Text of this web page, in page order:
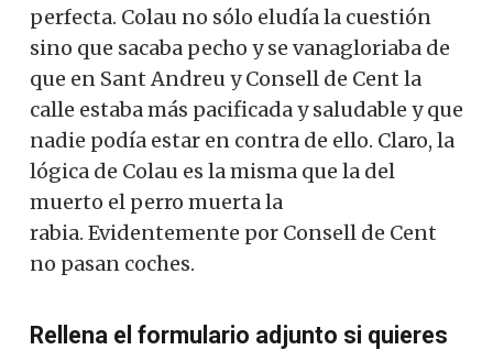
perfecta. Colau no sólo eludía la cuestión
sino que sacaba pecho y se vanagloriaba de
que en Sant Andreu y Consell de Cent la
calle estaba más pacificada y saludable y que
nadie podía estar en contra de ello. Claro, la
lógica de Colau es la misma que la del
muerto el perro muerta la
rabia. Evidentemente por Consell de Cent
no pasan coches.
Rellena el formulario adjunto si quieres